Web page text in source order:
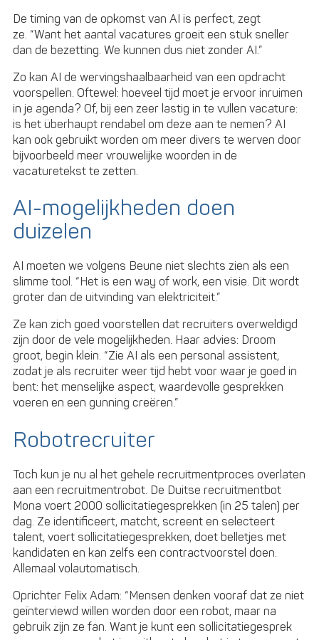
De timing van de opkomst van AI is perfect, zegt
ze. “Want het aantal vacatures groeit een stuk sneller
dan de bezetting. We kunnen dus niet zonder AI.”
Zo kan AI de wervingshaalbaarheid van een opdracht
voorspellen. Oftewel: hoeveel tijd moet je ervoor inruimen
in je agenda? Of, bij een zeer lastig in te vullen vacature:
is het überhaupt rendabel om deze aan te nemen? AI
kan ook gebruikt worden om meer divers te werven door
bijvoorbeeld meer vrouwelijke woorden in de
vacaturetekst te zetten.
AI-mogelijkheden doen
duizelen
AI moeten we volgens Beune niet slechts zien als een
slimme tool. “Het is een way of work, een visie. Dit wordt
groter dan de uitvinding van elektriciteit.”
Ze kan zich goed voorstellen dat recruiters overweldigd
zijn door de vele mogelijkheden. Haar advies: Droom
groot, begin klein. “Zie AI als een personal assistent,
zodat je als recruiter weer tijd hebt voor waar je goed in
bent: het menselijke aspect, waardevolle gesprekken
voeren en een gunning creëren.”
Robotrecruiter
Toch kun je nu al het gehele recruitmentproces overlaten
aan een recruitmentrobot. De Duitse recruitmentbot
Mona voert 2000 sollicitatiegesprekken (in 25 talen) per
dag. Ze identificeert, matcht, screent en selecteert
talent, voert sollicitatiegesprekken, doet belletjes met
kandidaten en kan zelfs een contractvoorstel doen.
Allemaal volautomatisch.
Oprichter Felix Adam: “Mensen denken vooraf dat ze niet
geïnterviewd willen worden door een robot, maar na
gebruik zijn ze fan. Want je kunt een sollicitatiegesprek